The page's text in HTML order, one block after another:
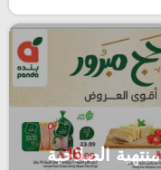
منتهية الصلاحية